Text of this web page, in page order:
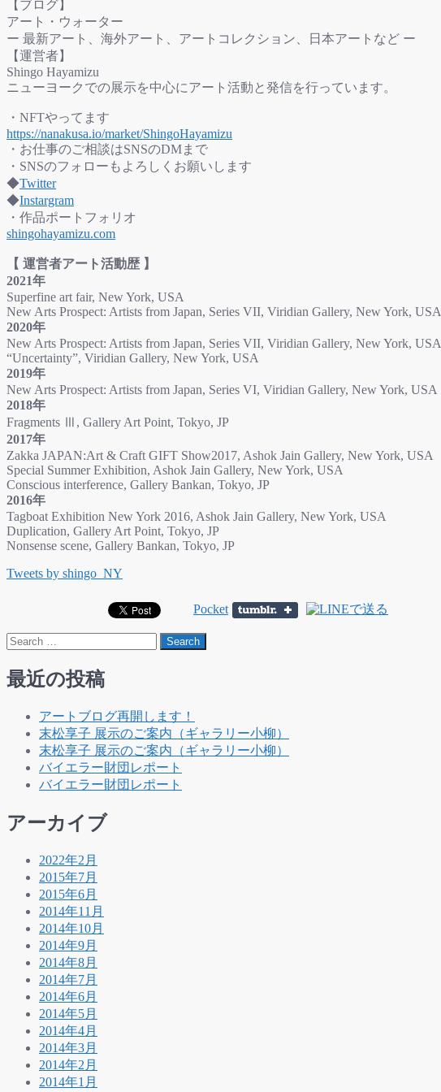
【ブログ】
アート・ウォーター
ー 最新アート、海外アート、アートコレクション、日本アートなど ー
【運営者】
Shingo Hayamizu
ニューヨークでの展示を中心にアート活動と発信を行っています。
・NFTやってます
https://nanakusa.io/market/ShingoHayamizu
・お仕事のご相談はSNSのDMまで
・SNSのフォローもよろしくお願いします
◆Twitter
◆Instargram
・作品ポートフォリオ
shingohayamizu.com
【 運営者アート活動歴 】
2021年
Superfine art fair, New York, USA
New Arts Prospect: Artists from Japan, Series VII, Viridian Gallery, New York, USA
2020年
New Arts Prospect: Artists from Japan, Series VII, Viridian Gallery, New York, USA
“Uncertainty”, Viridian Gallery, New York, USA
2019年
New Arts Prospect: Artists from Japan, Series VI, Viridian Gallery, New York, USA
2018年
Fragments Ⅲ, Gallery Art Point, Tokyo, JP
2017年
Zakka JAPAN:Art & Craft GIFT Show2017, Ashok Jain Gallery, New York, USA
Special Summer Exhibition, Ashok Jain Gallery, New York, USA
Conscious interference, Gallery Bankan, Tokyo, JP
2016年
Tagboat Exhibition New York 2016, Ashok Jain Gallery, New York, USA
Duplication, Gallery Art Point, Tokyo, JP
Nonsense scene, Gallery Bankan, Tokyo, JP
Tweets by shingo_NY
Pocket
Post
Search
最近の投稿
アートブログ再開します！
末松享子 展示のご案内（ギャラリー小柳）
末松享子 展示のご案内（ギャラリー小柳）
バイエラー財団レポート
バイエラー財団レポート
アーカイブ
2022年2月
2015年7月
2015年6月
2014年11月
2014年10月
2014年9月
2014年8月
2014年7月
2014年6月
2014年5月
2014年4月
2014年3月
2014年2月
2014年1月